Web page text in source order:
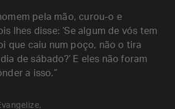
pela mão, curou-o e
lhes disse: ‘Se algum de vós tem
que caiu num poço, não o tira
de sábado?’ E eles não foram
a isso.”